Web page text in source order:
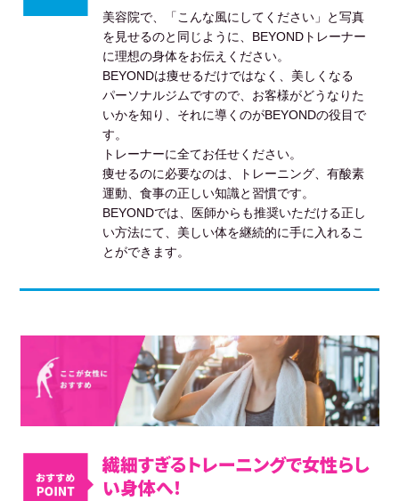
美容院で、「こんな風にしてください」と写真
を見せるのと同じように、BEYONDトレーナー
に理想の身体をお伝えください。
BEYONDは痩せるだけではなく、美しくなる
パーソナルジムですので、お客様がどうなりた
いかを知り、それに導くのがBEYONDの役目で
す。
トレーナーに全てお任せください。
痩せるのに必要なのは、トレーニング、有酸素
運動、食事の正しい知識と習慣です。
BEYONDでは、医師からも推奨いただける正し
い方法にて、美しい体を継続的に手に入れるこ
とができます。
繊細すぎるトレーニングで女性らし
い身体へ！